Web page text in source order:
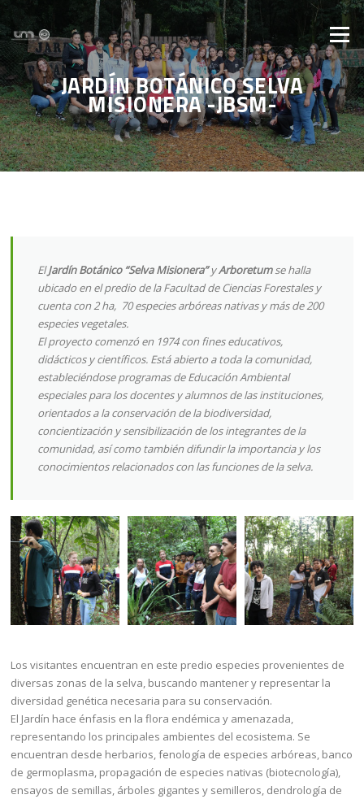
Saltar al contenido
Menú
JARDÍN BOTÁNICO SELVA
MISIONERA -JBSM-
ElJardín Botánico “Selva Misionera”yArboretumse halla
ubicado en el predio de la Facultad de Ciencias Forestales y
cuenta con 2 ha, 70 especies arbóreas nativas y más de 200
especies vegetales.
El proyecto comenzó en 1974 con fines educativos,
didácticos y científicos. Está abierto a toda la comunidad,
estableciéndose programas de Educación Ambiental
especiales para los docentes y alumnos de las instituciones,
orientados a la conservación de la biodiversidad,
concientización y sensibilización de los integrantes de la
comunidad, así como también difundir la importancia y los
conocimientos relacionados con las funciones de la selva.
Los visitantes encuentran en este predio especies provenientes de
diversas zonas de la selva, buscando mantener y representar la
diversidad genética necesaria para su conservación.
El Jardín hace énfasis en la flora endémica y amenazada,
representando los principales ambientes del ecosistema. Se
encuentran desde herbarios, fenología de especies arbóreas, banco
de germoplasma, propagación de especies nativas (biotecnología),
ensayos de semillas, árboles gigantes y semilleros, dendrología de